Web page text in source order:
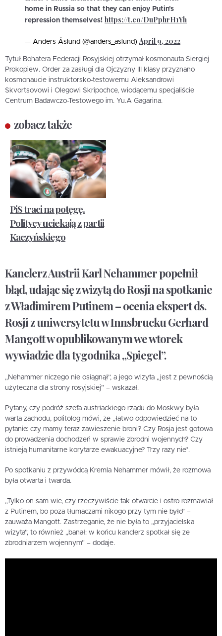
home in Russia so that they can enjoy Putin's
repression themselves! https://t.co/DuPphrH1Yh
— Anders Åslund (@anders_aslund) April 9, 2022
Tytuł Bohatera Federacji Rosyjskiej otrzymał kosmonauta Siergiej
Prokopiew. Order za zasługi dla Ojczyzny III klasy przyznano
kosmonaucie instruktorsko-testowemu Aleksandrowi
Skvortsovowi i Olegowi Skripochce, wiodącemu specjaliście
Centrum Badawczo-Testowego im. Yu.A Gagarina.
zobacz także
PiS traci na potęgę.
Politycy uciekają z partii
Kaczyńskiego
Kanclerz Austrii Karl Nehammer popełnił
błąd, udając się z wizytą do Rosji na spotkanie
z Władimirem Putinem – ocenia ekspert ds.
Rosji z uniwersytetu w Innsbrucku Gerhard
Mangott w opublikowanym we wtorek
wywiadzie dla tygodnika „Spiegel”.
„Nehammer niczego nie osiągnął”, a jego wizyta „jest z pewnością
użyteczna dla strony rosyjskiej” – wskazał.
Pytany, czy podróż szefa austriackiego rządu do Moskwy była
warta zachodu, politolog mówi, że „łatwo odpowiedzieć na to
pytanie: czy mamy teraz zawieszenie broni? Czy Rosja jest gotowa
do prowadzenia dochodzeń w sprawie zbrodni wojennych? Czy
istnieją humanitarne korytarze ewakuacyjne? Trzy razy nie”.
Po spotkaniu z przywódcą Kremla Nehammer mówił, że rozmowa
była otwarta i twarda.
„Tylko on sam wie, czy rzeczywiście tak otwarcie i ostro rozmawiał
z Putinem, bo poza tłumaczami nikogo przy tym nie było” –
zauważa Mangott. Zastrzeganie, że nie była to „przyjacielska
wizyta”, to również „banał: w końcu kanclerz spotkał się ze
zbrodniarzem wojennym” – dodaje.